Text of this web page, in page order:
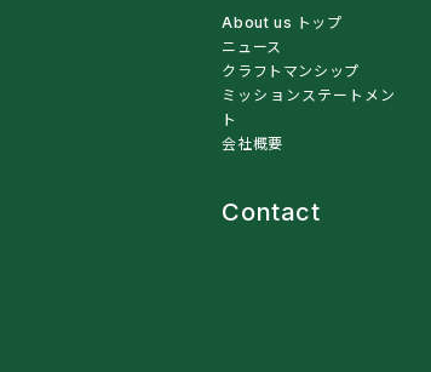
About us トップ
ニュース
クラフトマンシップ
ミッションステートメン
ト
会社概要
Contact